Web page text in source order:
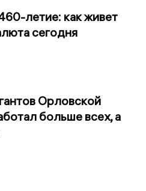
летие: как живет
сегодня
Орловской
больше всех, а